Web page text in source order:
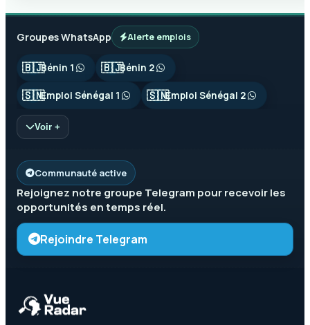
Groupes WhatsApp Alerte emplois
🇧🇯Bénin 1 🇧🇯Bénin 2
🇸🇳Emploi Sénégal 1 🇸🇳Emploi Sénégal 2
Voir +
Communauté active
Rejoignez notre groupe Telegram pour recevoir les
opportunités en temps réel.
Rejoindre Telegram